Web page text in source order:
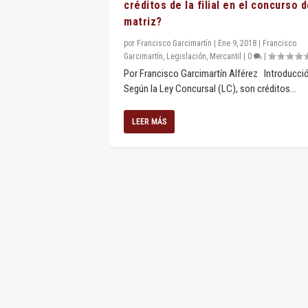
créditos de la filial en el concurso
matriz?
por Francisco Garcimartín Ene 9, 2018
Francisco
Garcimartín, Legislación, Mercantil 0
Por Francisco Garcimartín Alférez
Según la Ley Concursal (LC), son créditos...
LEER MÁS